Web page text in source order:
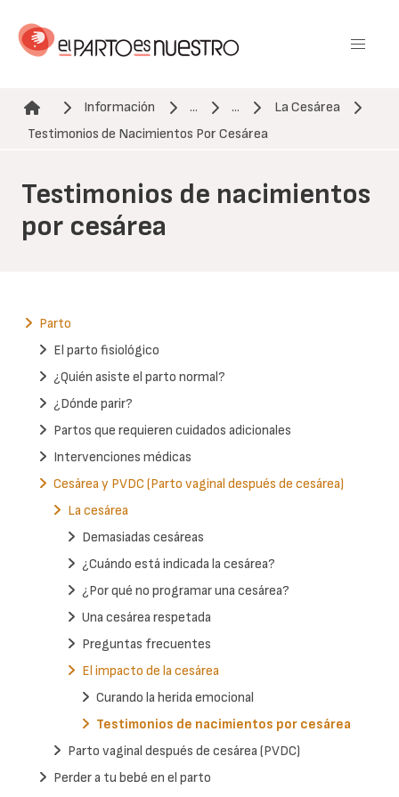
contenido
Ruta de navegación
Información ... ...
La Cesárea
Testimonios de Nacimientos Por Cesárea
Testimonios de nacimientos
por cesárea
Parto
El parto fisiológico
¿Quién asiste el parto normal?
¿Dónde parir?
Partos que requieren cuidados adicionales
Intervenciones médicas
Cesárea y PVDC (Parto vaginal después de cesárea)
La cesárea
Demasiadas cesáreas
¿Cuándo está indicada la cesárea?
¿Por qué no programar una cesárea?
Una cesárea respetada
Preguntas frecuentes
El impacto de la cesárea
Curando la herida emocional
Testimonios de nacimientos por cesárea
Parto vaginal después de cesárea (PVDC)
Perder a tu bebé en el parto